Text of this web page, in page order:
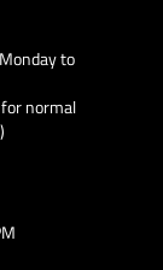
to
normal